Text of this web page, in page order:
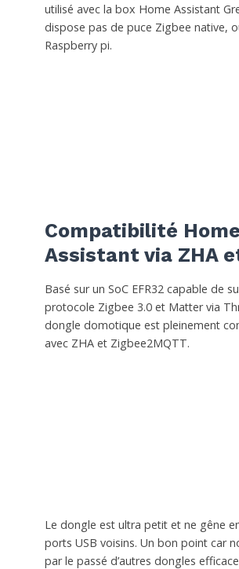
utilisé avec la box Home Assistant
dispose pas de puce Zigbee native,
Raspberry pi.
Compatibilité Home
Assistant via ZHA
Basé sur un SoC EFR32 capable de
protocole Zigbee 3.0 et Matter via
dongle domotique est pleinement
avec ZHA et Zigbee2MQTT.
Le dongle est ultra petit et ne gêne
ports USB voisins. Un bon point car
par le passé d’autres dongles